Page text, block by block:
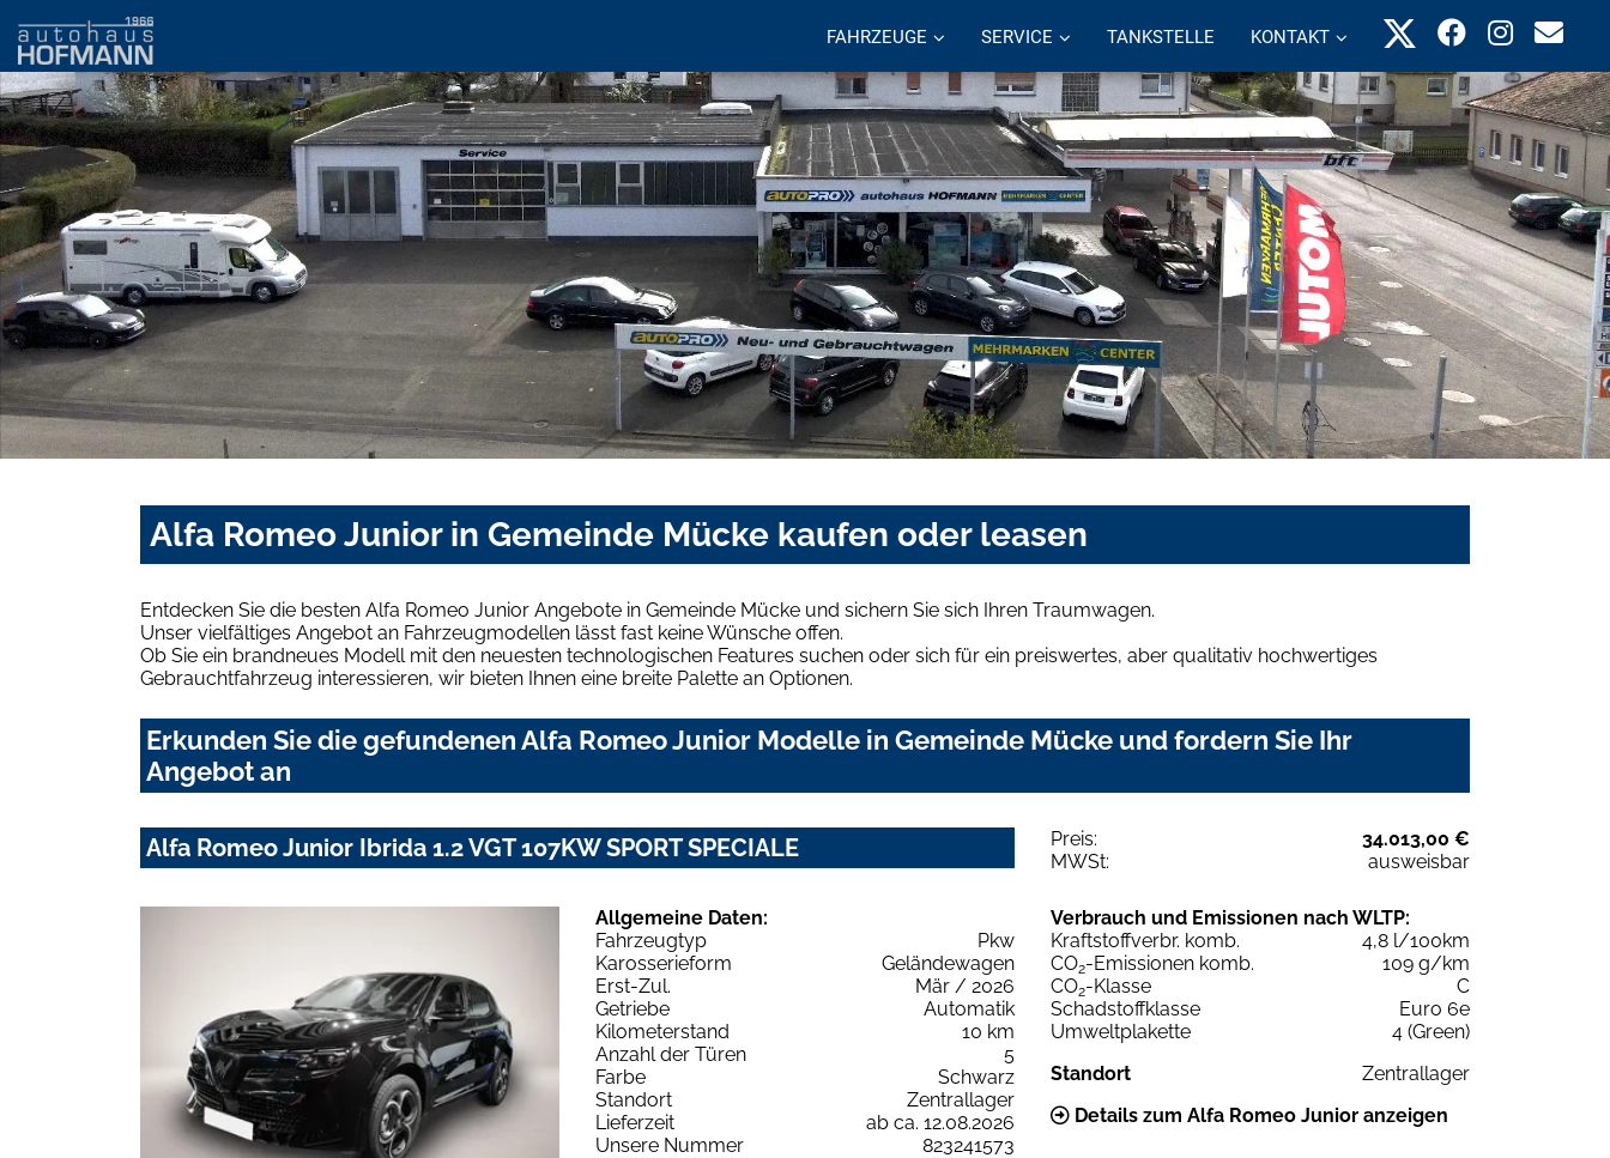
FAHRZEUGE SERVICE TANKSTELLE KONTAKT
Alfa Romeo Junior in Gemeinde Mücke kaufen oder leasen
Entdecken Sie die besten Alfa Romeo Junior Angebote in Gemeinde Mücke und sichern Sie sich Ihren Traumwagen.
Unser vielfältiges Angebot an Fahrzeugmodellen lässt fast keine Wünsche offen.
Ob Sie ein brandneues Modell mit den neuesten technologischen Features suchen oder sich für ein preiswertes, aber qualitativ hochwertiges
Gebrauchtfahrzeug interessieren, wir bieten Ihnen eine breite Palette an Optionen.
Erkunden Sie die gefundenen Alfa Romeo Junior Modelle in Gemeinde Mücke und fordern Sie Ihr
Angebot an
Alfa Romeo Junior Ibrida 1.2 VGT 107KW SPORT SPECIALE Preis:
34.013,00 €
MWSt:
ausweisbar
Allgemeine Daten:
Fahrzeugtyp
Pkw
Karosserieform
Geländewagen
Erst-Zul.
Mär / 2026
Getriebe
Automatik
Kilometerstand
10 km
Anzahl der Türen
5
Farbe
Schwarz
Standort
Zentrallager
Lieferzeit
ab ca. 12.08.2026
Unsere Nummer
823241573
Verbrauch und Emissionen nach WLTP:
Kraftstoffverbr. komb.
4,8 l/100km
CO2-Emissionen komb.
109 g/km
CO2-Klasse
C
Schadstoffklasse
Euro 6e
Umweltplakette
4 (Green)
Standort
Zentrallager
Details zum Alfa Romeo Junior anzeigen